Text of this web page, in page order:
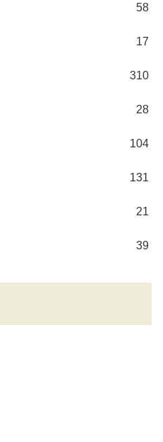
58
17
310
28
104
131
21
39